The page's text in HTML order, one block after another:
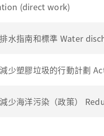
(direct work)
水指南和標準 Water
少塑膠垃圾的行動計劃
少海洋污染（政策）